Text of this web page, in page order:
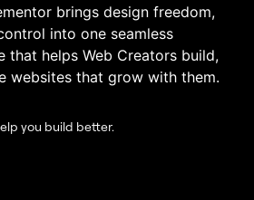
brings design freedom,
into one seamless
that helps Web Creators build,
websites that grow with them.
you build better.